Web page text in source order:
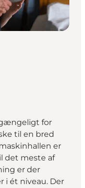
for
til en bred
er
det meste af
er der
i ét niveau. Der